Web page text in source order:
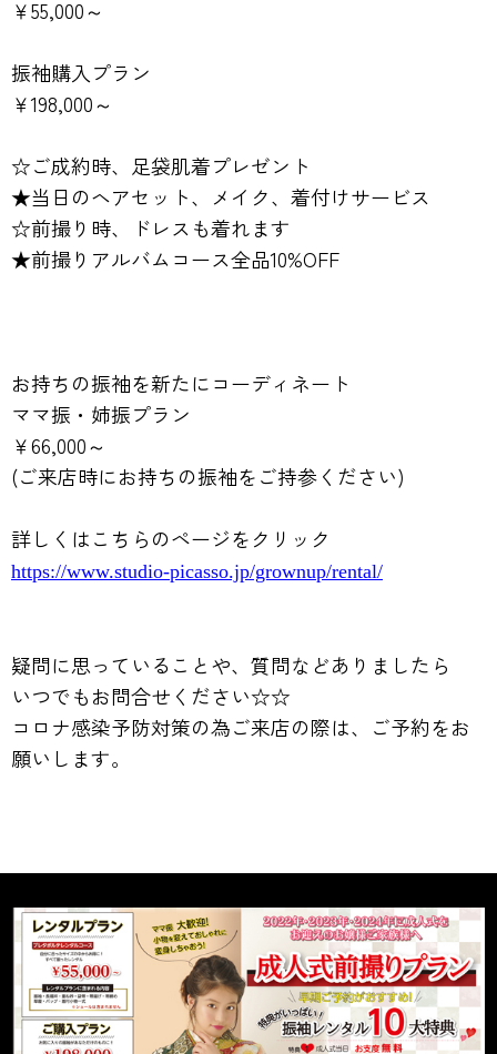
￥55,000～
振袖購入プラン
￥198,000～
☆ご成約時、足袋肌着プレゼント
★当日のヘアセット、メイク、着付けサービス
☆前撮り時、ドレスも着れます
★前撮りアルバムコース全品10%OFF
お持ちの振袖を新たにコーディネート
ママ振・姉振プラン
￥66,000～
(ご来店時にお持ちの振袖をご持参ください)
詳しくはこちらのページをクリック
https://www.studio-picasso.jp/grownup/rental/
疑問に思っていることや、質問などありましたら
いつでもお問合せください☆☆
コロナ感染予防対策の為ご来店の際は、ご予約をお
願いします。